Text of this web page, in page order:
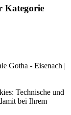
Kategorie
Gotha - Eisenach |
Technische und
bei Ihrem